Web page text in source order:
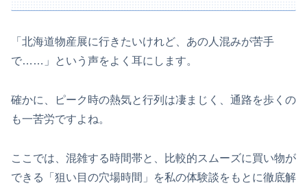
「北海道物産展に行きたいけれど、あの人混みが苦手
で……」という声をよく耳にします。
確かに、ピーク時の熱気と行列は凄まじく、通路を歩くの
も一苦労ですよね。
ここでは、混雑する時間帯と、比較的スムーズに買い物が
できる「狙い目の穴場時間」を私の体験談をもとに徹底解